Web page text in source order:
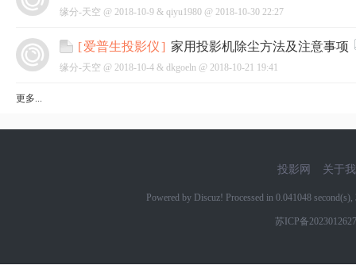
缘分-天空 @ 2018-10-9 & qiyu1980 @ 2018-10-30 22:27
[爱普生投影仪] 家用投影机除尘方法及注意事项
缘分-天空 @ 2018-10-4 & dkgoeln @ 2018-10-21 19:41
更多...
投影网 关于
Powered by Discuz! Processed in 0.041048
苏ICP备